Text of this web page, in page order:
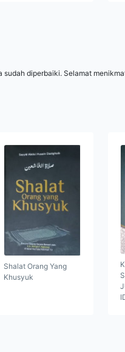
diperbaiki. Selamat
Shalat Orang Yang
Khusyuk